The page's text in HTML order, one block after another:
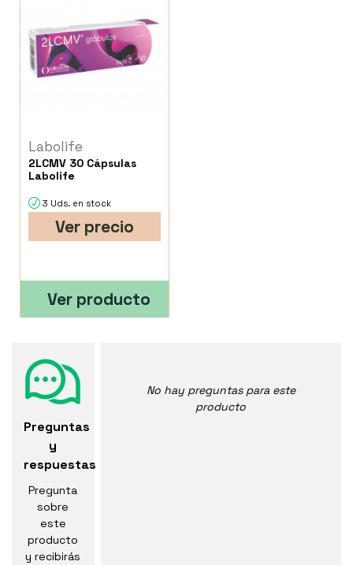
Labolife
2LCMV 30 Cápsulas
Labolife
3 Uds. en stock
Ver precio
Ver producto
Preguntas
y
respuestas
Pregunta
sobre
este
producto
y recibirás
No hay preguntas para este
producto